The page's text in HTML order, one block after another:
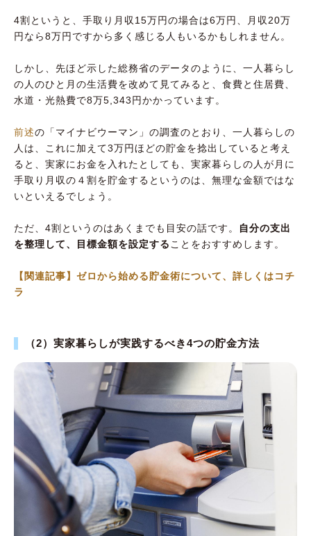
4割というと、手取り月収15万円の場合は6万円、月収20万
円なら8万円ですから多く感じる人もいるかもしれません。
しかし、先ほど示した総務省のデータのように、一人暮らし
の人のひと月の生活費を改めて見てみると、食費と住居費、
水道・光熱費で8万5,343円かかっています。
前述の「マイナビウーマン」の調査のとおり、一人暮らしの
人は、これに加えて3万円ほどの貯金を捻出していると考え
ると、実家にお金を入れたとしても、実家暮らしの人が月に
手取り月収の４割を貯金するというのは、無理な金額ではな
いといえるでしょう。
ただ、4割というのはあくまでも目安の話です。
自分の支出
を整理して、目標金額を設定することをおすすめします。
【関連記事】ゼロから始める貯金術について、詳しくはコチ
ラ
（2）実家暮らしが実践するべき4つの貯金方法